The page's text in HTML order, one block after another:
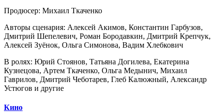
Продюсер: Михаил Ткаченко
Авторы сценария: Алексей Акимов, Константин Гарбузов,
Дмитрий Шепелевич, Роман Бородавкин, Дмитрий Крепчук,
Алексей Зуёнок, Ольга Симонова, Вадим Хлебкович
В ролях: Юрий Стоянов, Татьяна Догилева, Екатерина
Кузнецова, Артем Ткаченко, Ольга Медынич, Михаил
Гаврилов, Дмитрий Чеботарев, Глеб Калюжный, Александр
Устюгов и другие
Кино